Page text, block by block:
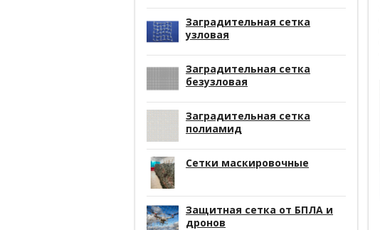
Заградительная сетка
узловая
Заградительная сетка
безузловая
Заградительная сетка
полиамид
Сетки маскировочные
Защитная сетка от БПЛА и
дронов